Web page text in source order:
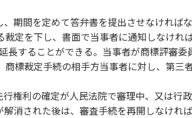
期間を定めて答弁書を提出させなければ
定を下し、書面で当事者に通知しなけれ
することができる。当事者が商標評審委
標裁定手続の相手方当事者に対し、第三
権利の確定が人民法院で審理中、又は行
消された後は、審査手続を再開しなければ